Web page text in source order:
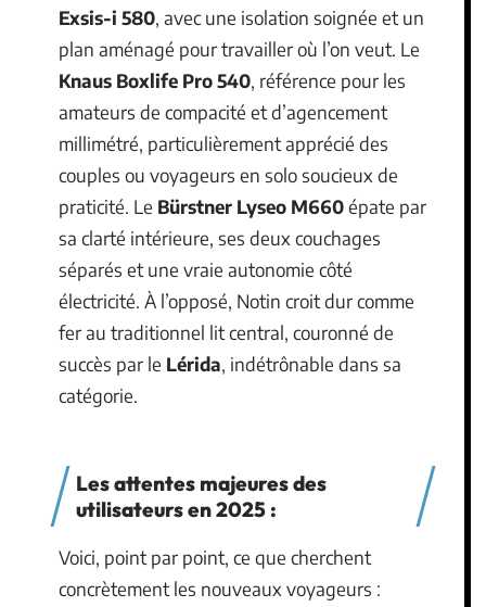
Exsis-i 580, avec une isolation soignée et un
plan aménagé pour travailler où l’on veut. Le
Knaus Boxlife Pro 540, référence pour les
amateurs de compacité et d’agencement
millimétré, particulièrement apprécié des
couples ou voyageurs en solo soucieux de
praticité. Le Bürstner Lyseo M660épate par
sa clarté intérieure, ses deux couchages
séparés et une vraie autonomie côté
électricité. À l’opposé, Notin croit dur comme
fer au traditionnel lit central, couronné de
succès par le Lérida, indétrônable dans sa
catégorie.
Les attentes majeures des
utilisateurs en 2025 :
Voici, point par point, ce que cherchent
concrètement les nouveaux voyageurs :